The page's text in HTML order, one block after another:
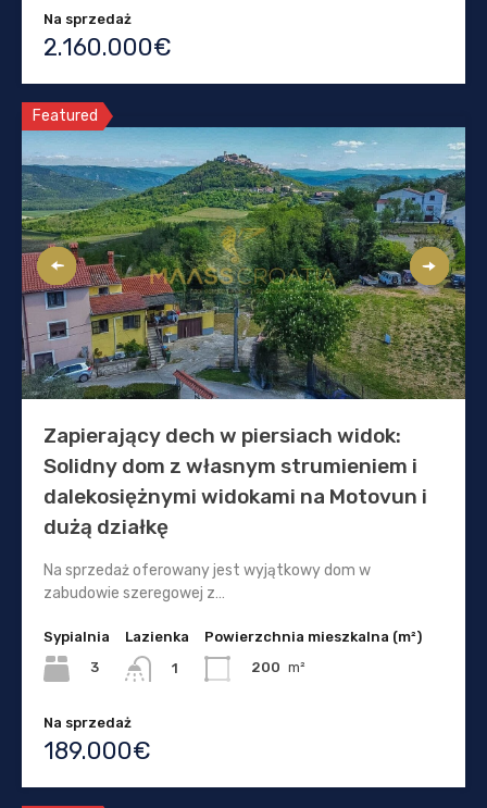
Na sprzedaż
2.160.000€
Featured
Zapierający dech w piersiach widok:
Solidny dom z własnym strumieniem i
dalekosiężnymi widokami na Motovun i
dużą działkę
Na sprzedaż oferowany jest wyjątkowy dom w
zabudowie szeregowej z…
Sypialnia
3
Lazienka
1
Powierzchnia mieszkalna (m²)
200 m²
Na sprzedaż
189.000€